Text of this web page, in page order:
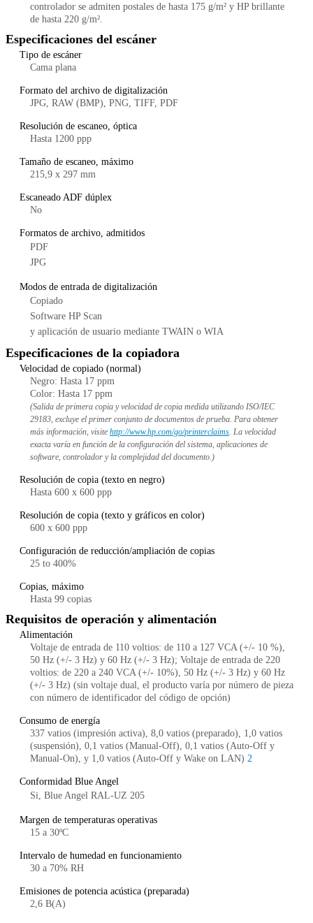
controlador se admiten postales de hasta 175 g/m² y HP brillante
de hasta 220 g/m².
Especificaciones del escáner
Tipo de escáner
Cama plana
Formato del archivo de digitalización
JPG, RAW (BMP), PNG, TIFF, PDF
Resolución de escaneo, óptica
Hasta 1200 ppp
Tamaño de escaneo, máximo
215,9 x 297 mm
Escaneado ADF dúplex
No
Formatos de archivo, admitidos
PDF
JPG
Modos de entrada de digitalización
Copiado
Software HP Scan
y aplicación de usuario mediante TWAIN o WIA
Especificaciones de la copiadora
Velocidad de copiado (normal)
Negro: Hasta 17 ppm
Color: Hasta 17 ppm
(Salida de primera copia y velocidad de copia medida utilizando ISO/IEC
29183, excluye el primer conjunto de documentos de prueba. Para obtener
más información, visite http://www.hp.com/go/printerclaims. La velocidad
exacta varía en función de la configuración del sistema, aplicaciones de
software, controlador y la complejidad del documento.)
Resolución de copia (texto en negro)
Hasta 600 x 600 ppp
Resolución de copia (texto y gráficos en color)
600 x 600 ppp
Configuración de reducción/ampliación de copias
25 to 400%
Copias, máximo
Hasta 99 copias
Requisitos de operación y alimentación
Alimentación
Voltaje de entrada de 110 voltios: de 110 a 127 VCA (+/- 10 %),
50 Hz (+/- 3 Hz) y 60 Hz (+/- 3 Hz); Voltaje de entrada de 220
voltios: de 220 a 240 VCA (+/- 10%), 50 Hz (+/- 3 Hz) y 60 Hz
(+/- 3 Hz) (sin voltaje dual, el producto varía por número de pieza
con número de identificador del código de opción)
Consumo de energía
337 vatios (impresión activa), 8,0 vatios (preparado), 1,0 vatios
(suspensión), 0,1 vatios (Manual-Off), 0,1 vatios (Auto-Off y
Manual-On), y 1,0 vatios (Auto-Off y Wake on LAN) 2
Conformidad Blue Angel
Si, Blue Angel RAL-UZ 205
Margen de temperaturas operativas
15 a 30ºC
Intervalo de humedad en funcionamiento
30 a 70% RH
Emisiones de potencia acústica (preparada)
2,6 B(A)